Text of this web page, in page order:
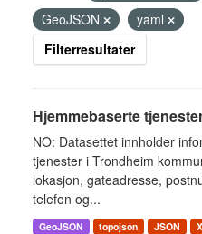
GeoJSON
yaml
Filterresultater
Hjemmebaserte
NO: Datasettet innholder
tjenester i Trondheim
lokasjon, gateadresse,
telefon og...
GeoJSON topojson JSON